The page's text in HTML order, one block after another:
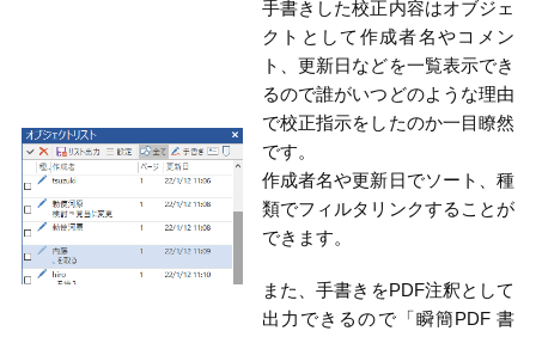
手書きした校正内容はオブジェ
クトとして作成者名やコメン
ト、更新日などを一覧表示でき
るので誰がいつどのような理由
で校正指示をしたのか一目瞭然
です。
作成者名や更新日でソート、種
類でフィルタリンクすることが
できます。
また、手書きをPDF注釈として
出力できるので「瞬簡PDF 書